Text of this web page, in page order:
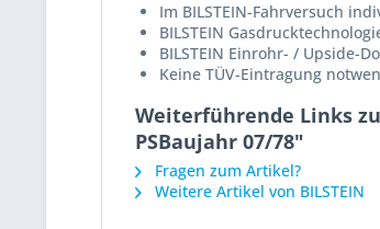
Im BILSTEIN-Fahrversuch
BILSTEIN
BILSTEIN Einrohr- / Upside-
Keine TÜV-Eintragung
Weiterführende Links zu
PSBaujahr 07/78"
Fragen zum Artikel?
Weitere Artikel von BILSTEIN